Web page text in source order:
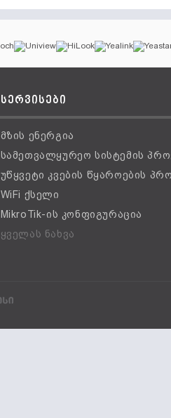
სერვისები
მზის ენერგია
სამეთვალყურეო სისტემის
უწყვეტი კვების წყაროების
WiFi ქსელი
MikroTik-ის კონფიგურაცია
ყველას ნახვა